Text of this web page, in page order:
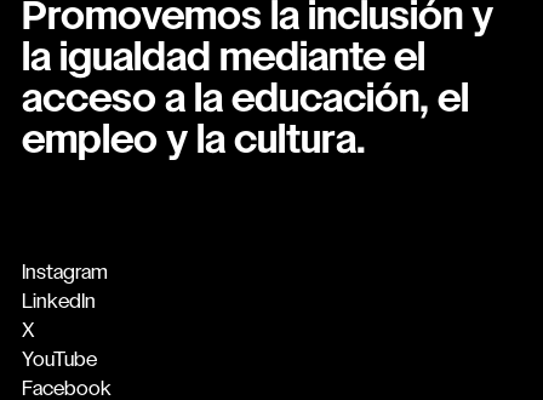
Promovemos la inclusión y
la igualdad mediante el
acceso a la educación, el
empleo y la cultura.
Instagram
LinkedIn
X
YouTube
Facebook